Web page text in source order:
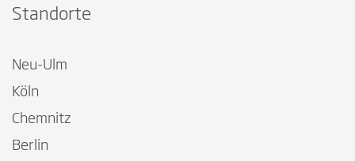
Standorte
Neu-Ulm
Köln
Chemnitz
Berlin